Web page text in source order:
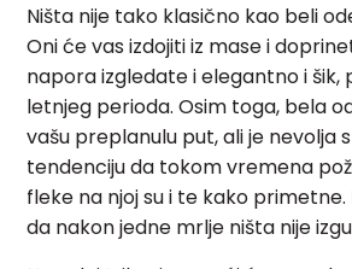
Ništa nije tako klasično kao beli
Oni će vas izdojiti iz mase i
napora izgledate i elegantno i
letnjeg perioda. Osim toga, bela
vašu preplanulu put, ali je nevolja
tendenciju da tokom vremena
fleke na njoj su i te kako
da nakon jedne mrlje ništa nije